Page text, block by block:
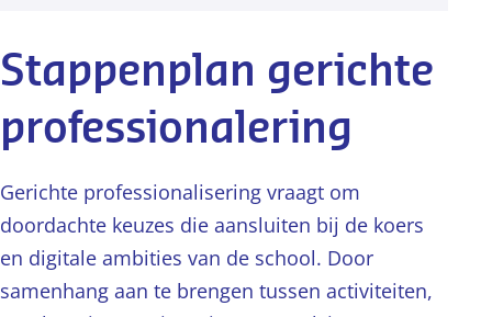
Stappenplan gerichte
professionalering
Gerichte professionalisering vraagt om
doordachte keuzes die aansluiten bij de koers
en digitale ambities van de school. Door
samenhang aan te brengen tussen activiteiten,